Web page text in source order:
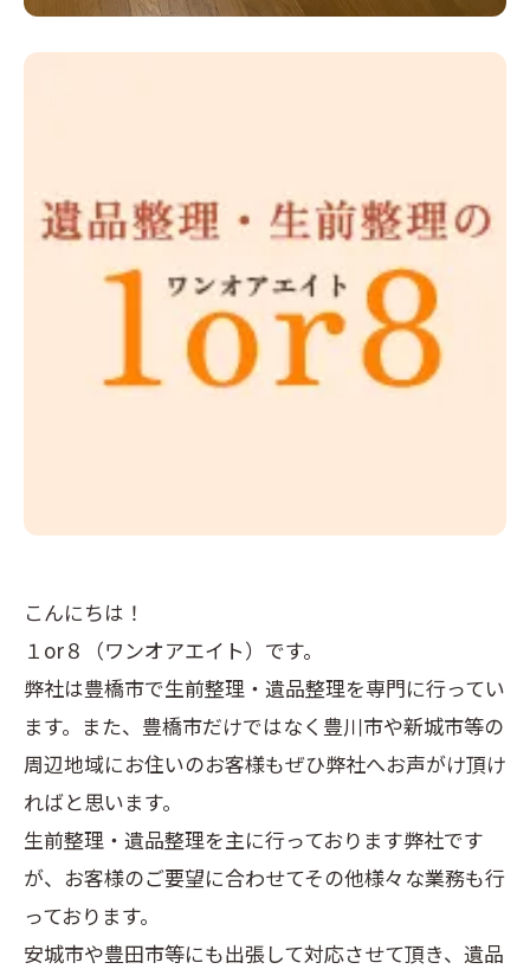
こんにちは！
１or８（ワンオアエイト）です。
弊社は豊橋市で生前整理・遺品整理を専門に行ってい
ます。また、豊橋市だけではなく豊川市や新城市等の
周辺地域にお住いのお客様もぜひ弊社へお声がけ頂け
ればと思います。
生前整理・遺品整理を主に行っております弊社です
が、お客様のご要望に合わせてその他様々な業務も行
っております。
安城市や豊田市等にも出張して対応させて頂き、遺品